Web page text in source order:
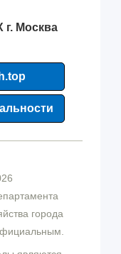
г. Москва
города